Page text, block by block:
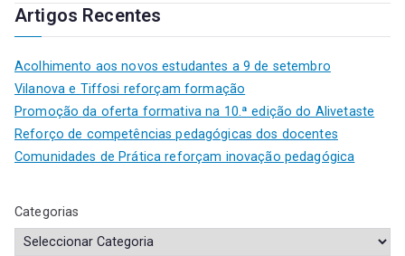
Artigos Recentes
Acolhimento aos novos estudantes a 9 de setembro
Vilanova e Tiffosi reforçam formação
Promoção da oferta formativa na 10.ª edição do Alivetaste
Reforço de competências pedagógicas dos docentes
Comunidades de Prática reforçam inovação pedagógica
Categorias